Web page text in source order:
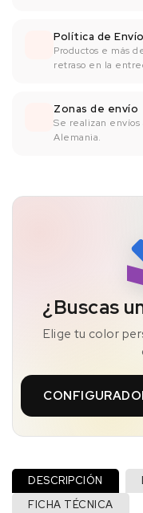
Política de
Productos e más
retraso en la
Zonas de envío
Se realizan envíos
Alemania.
¿Buscas
Elige tu color
DESCRIPCIÓN
FICHA TÉCNICA